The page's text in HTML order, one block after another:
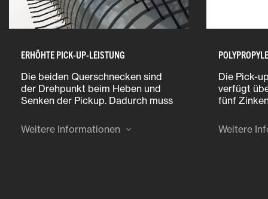
ERHÖHTE PICK-UP-LEISTUNG
Die beiden Querschnecken sind
der Drehpunkt beim Heben und
Senken der Pickup. Dadurch muss
bisher.
Weitere Informationen
Die Pick-
verfügt
fünf
äußerst
Material.
Weitere